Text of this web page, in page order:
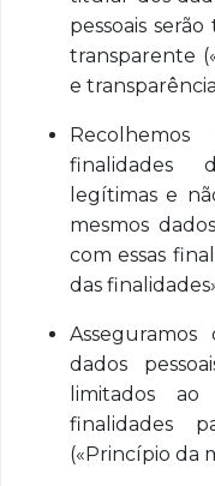
pessoais
transparente
e
finalidades
legítimas e
mesmos
com essas
das
dados
limitados ao
finalidades
(«Princípio da